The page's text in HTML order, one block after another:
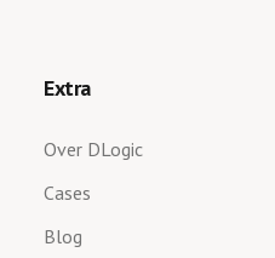
Extra
Over DLogic
Cases
Blog